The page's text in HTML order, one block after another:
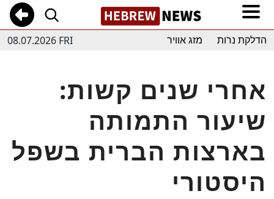
08.07.2026 FRI הדלקת נרות מזג אוויר
אחרי שנים קשות:
שיעור התמותה
בארצות הברית בשפל
היסטורי